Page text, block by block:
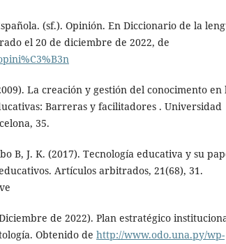
(sf.). Opinión. En Diccionario de la
el 20 de diciembre de 2022, de
La creación y gestión del conocimento en
Barreras y facilitadores . Universidad
35.
B, J. K. (2017). Tecnología educativa y su
Artículos arbitrados, 21(68), 31.
de 2022). Plan estratégico
Obtenido de http://www.odo.una.py/wp-